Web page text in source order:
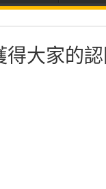
得大家的